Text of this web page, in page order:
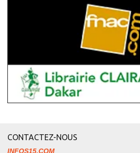
CONTACTEZ-NOUS
INFOS15.COM